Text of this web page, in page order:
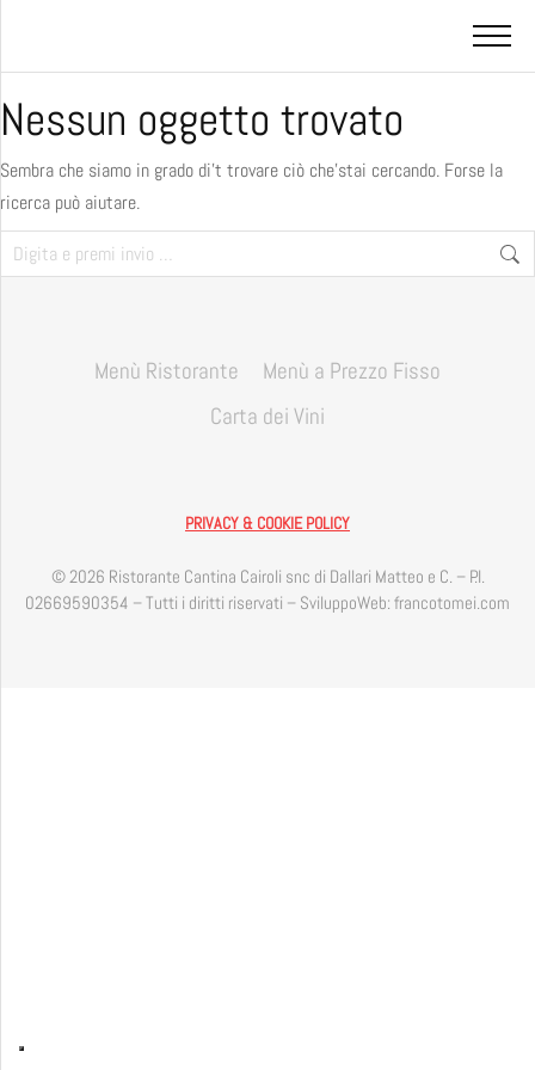
Nessun oggetto trovato
Sembra che siamo in grado di’t trovare ciò che’stai cercando. Forse la
ricerca può aiutare.
Menù Ristorante
Menù a Prezzo Fisso
Carta dei Vini
PRIVACY & COOKIE POLICY
© 2026 Ristorante Cantina Cairoli snc di Dallari Matteo e C. – P.I.
02669590354 – Tutti i diritti riservati – SviluppoWeb: francotomei.com